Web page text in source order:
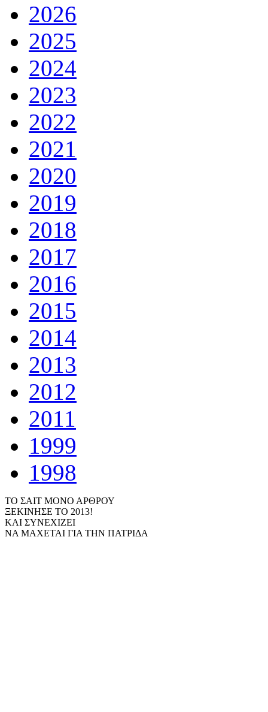
2026
2025
2024
2023
2022
2021
2020
2019
2018
2017
2016
2015
2014
2013
2012
2011
1999
1998
ΤΟ ΣΑΙΤ ΜΟΝΟ ΑΡΘΡΟΥ
ΞΕΚΙΝΗΣΕ ΤΟ 2013!
ΚΑΙ ΣΥΝΕΧΙΖΕΙ
ΝΑ ΜΑΧΕΤΑΙ ΓΙΑ ΤΗΝ ΠΑΤΡΙΔΑ